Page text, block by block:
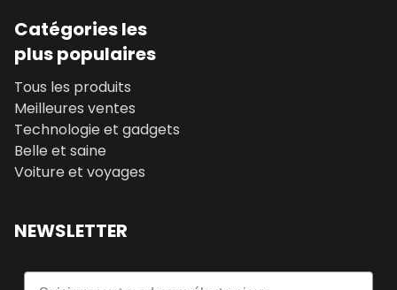
Catégories les
plus populaires
Tous les produits
Meilleures ventes
Technologie et gadgets
Belle et saine
Voiture et voyages
NEWSLETTER
Email